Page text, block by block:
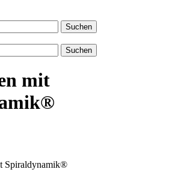
Suchen
Suchen
mit
Spiraldynamik®